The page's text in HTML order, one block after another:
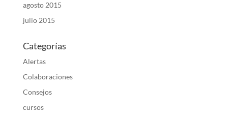
agosto 2015
julio 2015
Categorías
Alertas
Colaboraciones
Consejos
cursos